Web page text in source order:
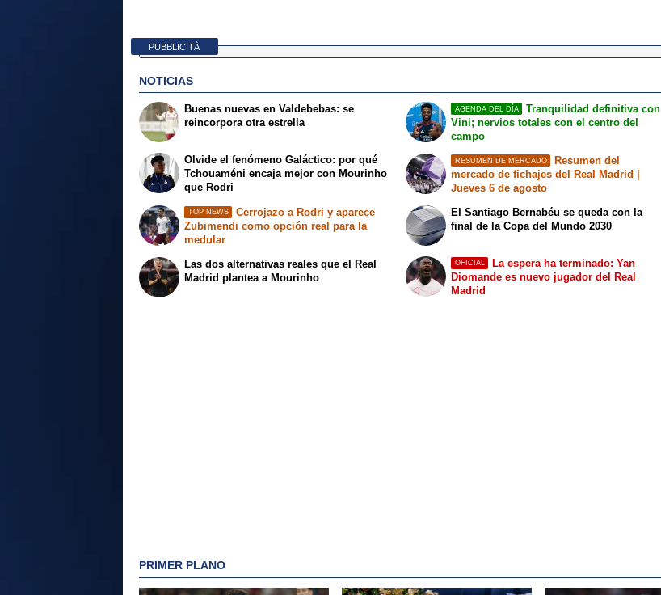
PUBBLICITÀ
NOTICIAS
Buenas nuevas en Valdebebas: se
reincorpora otra estrella
Olvide el fenómeno Galáctico: por qué
Tchouaméni encaja mejor con Mourinho
que Rodri
AGENDA DEL DÍA
Tranquilidad definitiva con
Vini; nervios totales con el centro del
campo
RESUMEN DE MERCADO
Resumen del
mercado de fichajes del Real Madrid |
Jueves 6 de agosto
TOP NEWS
Cerrojazo a Rodri y aparece
Zubimendi como opción real para la
medular
Las dos alternativas reales que el Real
Madrid plantea a Mourinho
El Santiago Bernabéu se queda con la
final de la Copa del Mundo 2030
OFICIAL
La espera ha terminado: Yan
Diomande es nuevo jugador del Real
Madrid
PRIMER PLANO